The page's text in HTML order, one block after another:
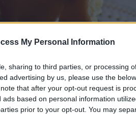
My Personal Information
sharing to third parties, or processing
advertising by us, please use the
that after your opt-out request is
based on personal information
prior to your opt-out. You may